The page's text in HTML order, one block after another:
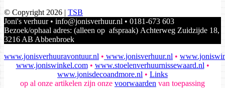
© Copyright 2026 | TSB
Joni's verhuur • info@jonisverhuur.nl • 0181-673 603
Bezoek/ophaal adres: (alleen op afspraak) Achterweg Zuidzijde 18,
3216 AB Abbenbroek
www.jonisverhuuravontuur.nl • www.jonisverhuur.nl •
www.joniswinkel.com• www.stoelenverhuurnissewaard.nl •
www.jonisdecoandmore.nl • Links
op al onze artikelen zijn onze voorwaarden van toepassing